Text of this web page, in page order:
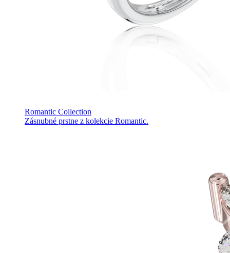
Romantic Collection
Zásnubné prstne z kolekcie Romantic.